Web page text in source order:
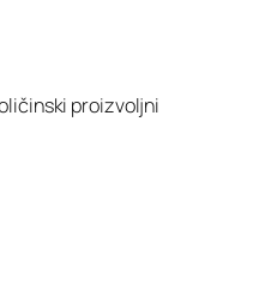
proizvoljni